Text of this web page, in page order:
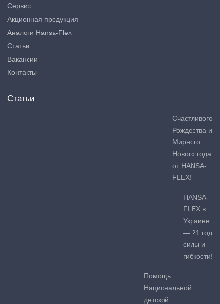
Сервис
Акционная продукция
Аналоги Hansa-Flex
Статьи
Вакансии
Контакты
Статьи
Счастливого
Рождества и
Мирного
Нового года
от HANSA-
FLEX!
HANSA-
FLEX в
Украине
— 21 год
силы и
гибкости!
Помощь
Национальной
детской